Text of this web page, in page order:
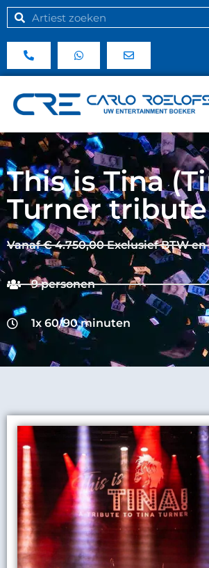
This is Tina
Turner
Vanaf € 4.750,00 Exclusief BTW
9 personen
1x 60/90 minuten